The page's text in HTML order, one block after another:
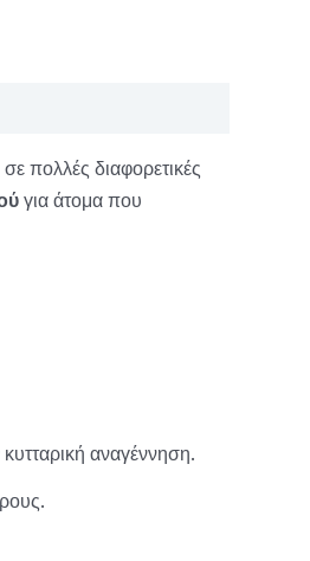
πολλές διαφορετικές
για άτομα που
αναγέννηση.